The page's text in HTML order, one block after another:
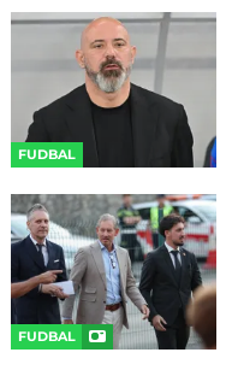
FUDBAL
FUDBAL